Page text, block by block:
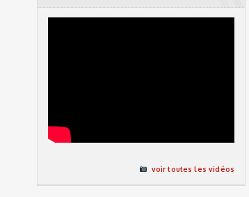
voir toutes les vidéos